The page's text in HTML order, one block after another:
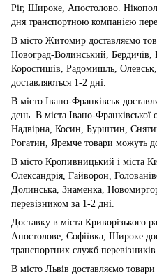
Ріг, Широке, Апостолово.
дня транспортною компанією
В місто Житомир доставляємо
Новоград-Волинський,
Коростишів, Радомишль, Олевськ,
доставляються 1-2 дні.
В місто Івано-Франківськ
день. В міста Івано-
Надвірна, Косин, Бурштин,
Рогатин, Яремче товари можуть
В місто Кропивницький і міста
Олександрія, Гайворон,
Долинська, Знаменка,
перевізником за 1-2 дні.
Доставку в міста Криворізького
Апостолове, Софіївка, Широке
транспортних служб перевізників.
В місто Львів доставляємо